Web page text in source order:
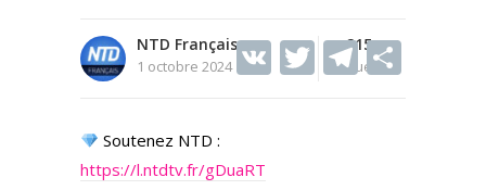
NTD Français
1 octobre 2024
215
Vues
V T T
Soutenez NTD :
https://l.ntdtv.fr/gDuaRT